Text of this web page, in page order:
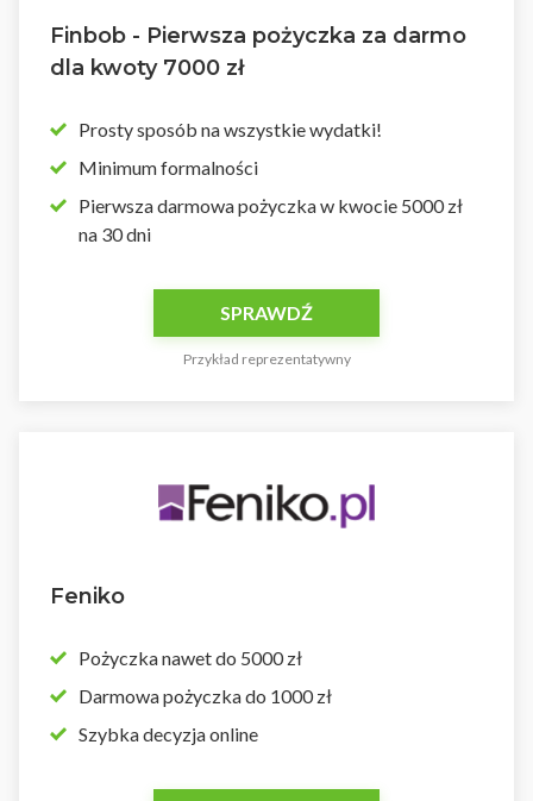
Finbob - Pierwsza pożyczka za darmo
dla kwoty 7000 zł
Prosty sposób na wszystkie wydatki!
Minimum formalności
Pierwsza darmowa pożyczka w kwocie 5000 zł
na 30 dni
SPRAWDŹ
Przykład reprezentatywny
Feniko
Pożyczka nawet do 5000 zł
Darmowa pożyczka do 1000 zł
Szybka decyzja online